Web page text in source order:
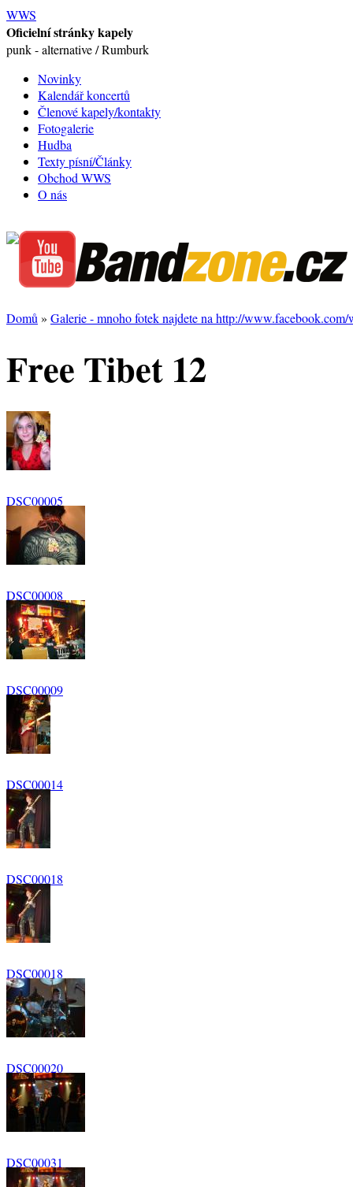
WWS
Oficielní stránky kapely
punk - alternative / Rumburk
Novinky
Kalendář koncertů
Členové kapely/kontakty
Fotogalerie
Hudba
Texty písní/Články
Obchod WWS
O nás
Domů » Galerie - mnoho fotek najdete na http://www.facebook.com/
Free Tibet 12
DSC00005
DSC00008
DSC00009
DSC00014
DSC00018
DSC00018
DSC00020
DSC00031